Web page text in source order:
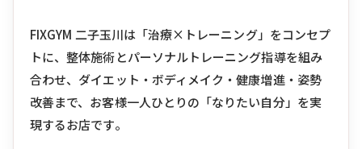
FIXGYM 二子玉川は「治療×トレーニング」をコンセプ
トに、整体施術とパーソナルトレーニング指導を組み
合わせ、ダイエット・ボディメイク・健康増進・姿勢
改善まで、お客様一人ひとりの「なりたい自分」を実
現するお店です。